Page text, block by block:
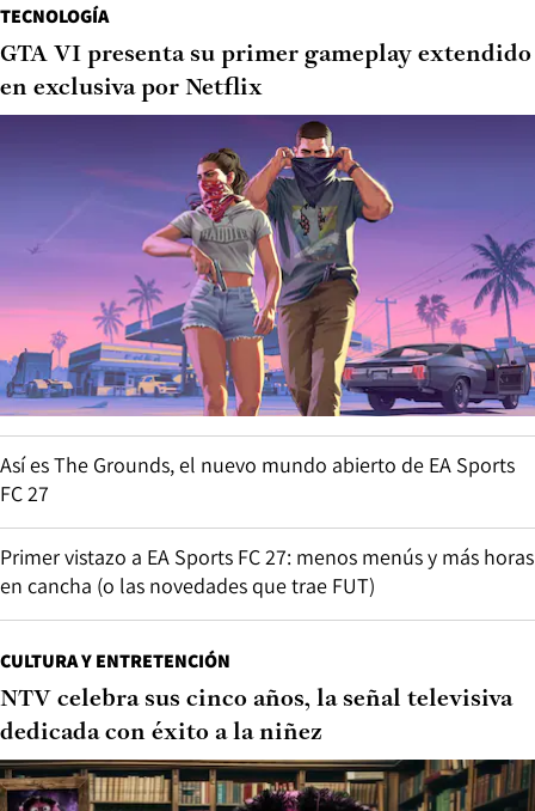
TECNOLOGÍA
GTA VI presenta su primer gameplay extendido
en exclusiva por Netflix
Así es The Grounds, el nuevo mundo abierto de EA Sports
FC 27
Primer vistazo a EA Sports FC 27: menos menús y más horas
en cancha (o las novedades que trae FUT)
CULTURA Y ENTRETENCIÓN
NTV celebra sus cinco años, la señal televisiva
dedicada con éxito a la niñez